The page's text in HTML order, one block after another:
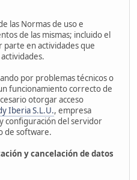
las Normas de uso e
de las mismas; incluido el
parte en actividades que
por problemas técnicos o
funcionamiento correcto de
otorgar acceso
Iberia S.L.U., empresa
configuración del servidor
de software.
y cancelación de datos